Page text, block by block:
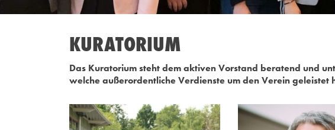
KURATORIUM
Das Kuratorium steht dem aktiven Vorstand beratend und
welche außerordentliche Verdienste um den Verein geleistet